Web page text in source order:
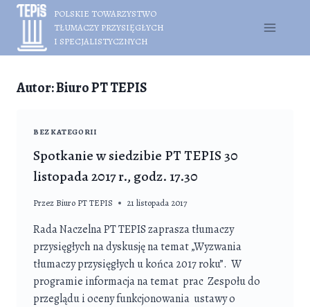
Przejdź
treści
POLSKIE TOWARZYSTWO
TŁUMACZY PRZYSIĘGŁYCH
I SPECJALISTYCZNYCH
Autor: Biuro PT TEPIS
BEZ KATEGORII
Spotkanie w siedzibie PT TEPIS 30
listopada 2017 r., godz. 17.30
Przez Biuro PT TEPIS 21 listopada 2017
Rada Naczelna PT TEPIS zaprasza tłumaczy
przysięgłych na dyskusję na temat „Wyzwania
tłumaczy przysięgłych u końca 2017 roku”. W
programie informacja na temat prac Zespołu do
przeglądu i oceny funkcjonowania ustawy o